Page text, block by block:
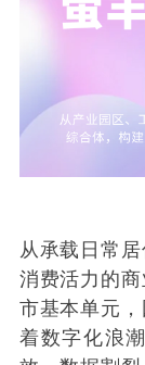
从承载日常
消费活力的
市基本单元
着数字化浪